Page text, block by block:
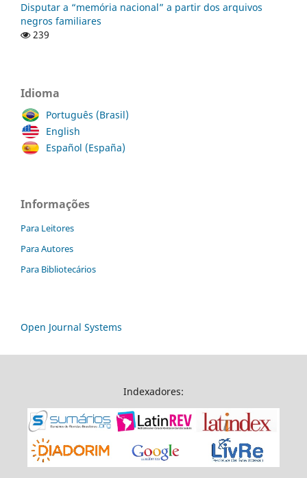
Disputar a “memória nacional” a partir dos arquivos
negros familiares
239
Idioma
Português (Brasil)
English
Español (España)
Informações
Para Leitores
Para Autores
Para Bibliotecários
Open Journal Systems
Indexadores: